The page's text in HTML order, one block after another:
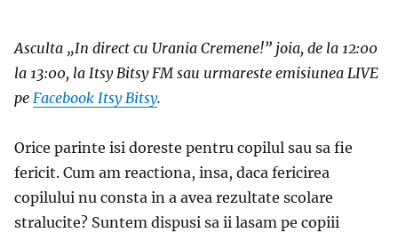
Asculta „In direct cu Urania Cremene!” joia, de la 12:00
la 13:00, la Itsy Bitsy FM sau urmareste emisiunea LIVE
pe Facebook Itsy Bitsy.
Orice parinte isi doreste pentru copilul sau sa fie
fericit. Cum am reactiona, insa, daca fericirea
copilului nu consta in a avea rezultate scolare
stralucite? Suntem dispusi sa ii lasam pe copiii